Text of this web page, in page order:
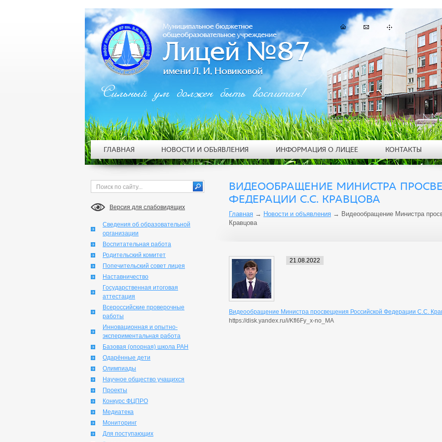
Версия для слабовидящих
Сведения об образовательной
организации
Воспитательная работа
Родительский комитет
Попечительский совет лицея
Наставничество
Государственная итоговая
аттестация
Всероссийские проверочные
работы
Инновационная и опытно-
экспериментальная работа
Базовая (опорная) школа РАН
Одарённые дети
Олимпиады
Научное общество учащихся
Проекты
Конкурс ФЦПРО
Медиатека
Мониторинг
Для поступающих
ВИДЕООБРАЩЕНИЕ МИНИСТРА
ФЕДЕРАЦИИ С.С. КРАВЦОВА
Главная → Новости и объявления → Видеообращение Министра
Кравцова
21.08.2022
Видеообращение Министра просвещения Российской Федерации С.С.
https://disk.yandex.ru/i/Kfl6Fy_x-no_MA
Сильный ум должен быть воспитан!
ГЛАВНАЯ НОВОСТИ И ОБЪЯВЛЕНИЯ ИНФОРМАЦИЯ О ЛИЦЕЕ КОНТАКТЫ